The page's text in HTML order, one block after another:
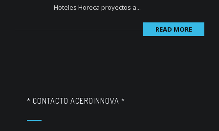
Hoteles Horeca proyectos a...
READ MORE
* CONTACTO ACEROINNOVA *